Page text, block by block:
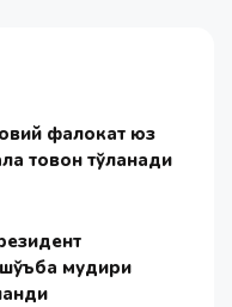
фалокат юз
товон тўланади
мудири